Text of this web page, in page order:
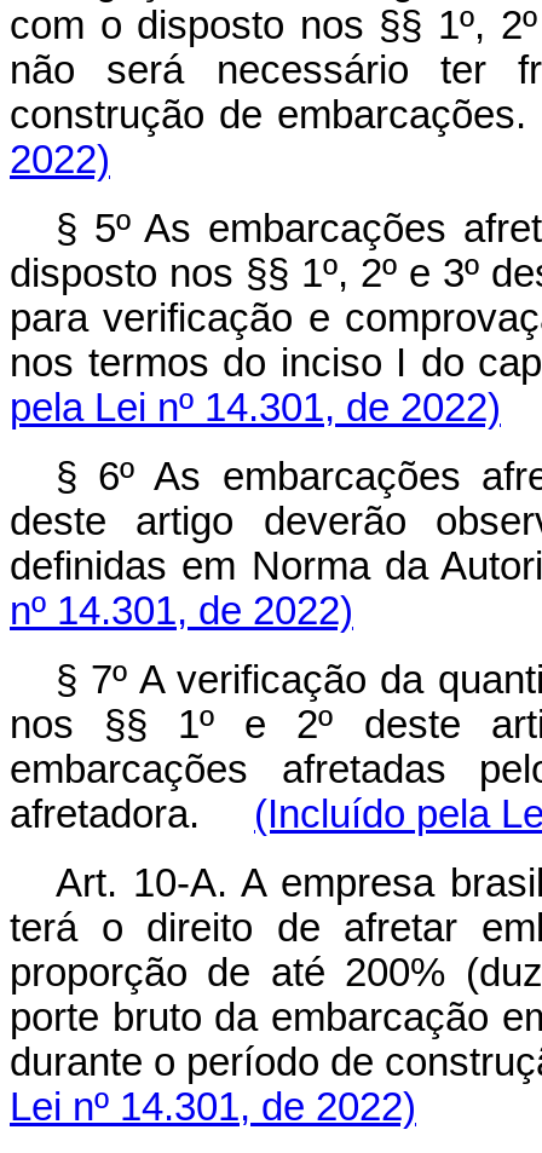
com o disposto nos §§ 1º,
não será necessário ter
construção de
2022)
§ 5º As embarcações
disposto nos §§ 1º, 2º e 3º
para verificação e
nos termos do inciso I do
pela Lei nº 14.301, de 2022)
§ 6º As embarcações
deste artigo deverão
definidas em Norma da
nº 14.301, de 2022)
§ 7º A verificação da
nos §§ 1º e 2º deste
embarcações afretadas
afretadora. (Incluído pela
Art. 10-A. A empresa
terá o direito de afretar
proporção de até 200%
porte bruto da embarcação
durante o período de
Lei nº 14.301, de 2022)